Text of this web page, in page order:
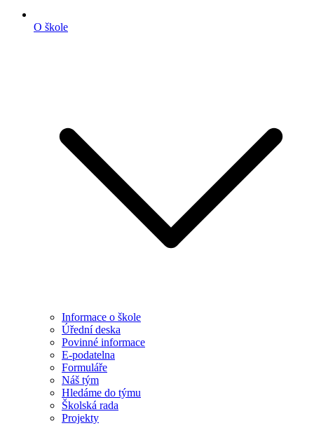
O škole
Informace o škole
Úřední deska
Povinné informace
E-podatelna
Formuláře
Náš tým
Hledáme do týmu
Školská rada
Projekty